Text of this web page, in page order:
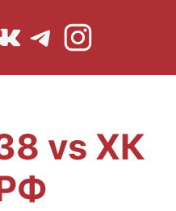
Telegram
vs ХК